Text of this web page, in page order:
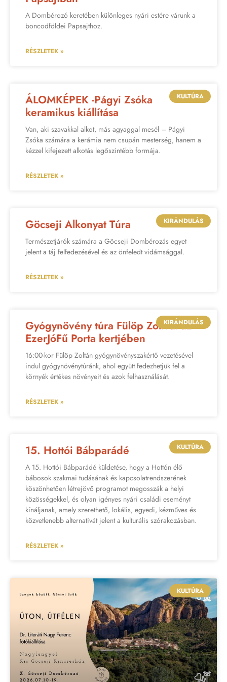
A Dombérozó keretében különleges nyári estére várunk a
boncodföldei Papsajthoz.
RÉSZLETEK »
KULTÚRA
ÁLOMKÉPEK -Págyi Zsóka
keramikus kiállítása
Van, aki szavakkal alkot, más agyaggal mesél – Págyi
Zsóka számára a kerámia nem csupán mesterség, hanem a
kézzel kifejezett alkotás legőszintébb formája.
RÉSZLETEK »
KIRÁNDULÁS
Göcseji Alkonyat Túra
Természetjárók számára a Göcseji Dombérozás egyet
jelent a táj felfedezésével és az önfeledt vidámsággal.
RÉSZLETEK »
KIRÁNDULÁS
Gyógynövény túra Fülöp Zolival az
EzerJóFű Porta kertjében
16:00-kor Fülöp Zoltán gyógynövényszakértő vezetésével
indul gyógynövénytúránk, ahol együtt fedezhetjük fel a
környék értékes növényeit és azok felhasználását.
RÉSZLETEK »
KULTÚRA
15. Hottói Bábparádé
A 15. Hottói Bábparádé küldetése, hogy a Hottón élő
bábosok szakmai tudásának és kapcsolatrendszerének
köszönhetően létrejövő programot megosszák a helyi
közösségekkel, és olyan igényes nyári családi eseményt
kínáljanak, amely szerethető, lokális, egyedi, kézműves és
közvetlenebb alternatívát jelent a kulturális szórakozásban.
RÉSZLETEK »
KULTÚRA